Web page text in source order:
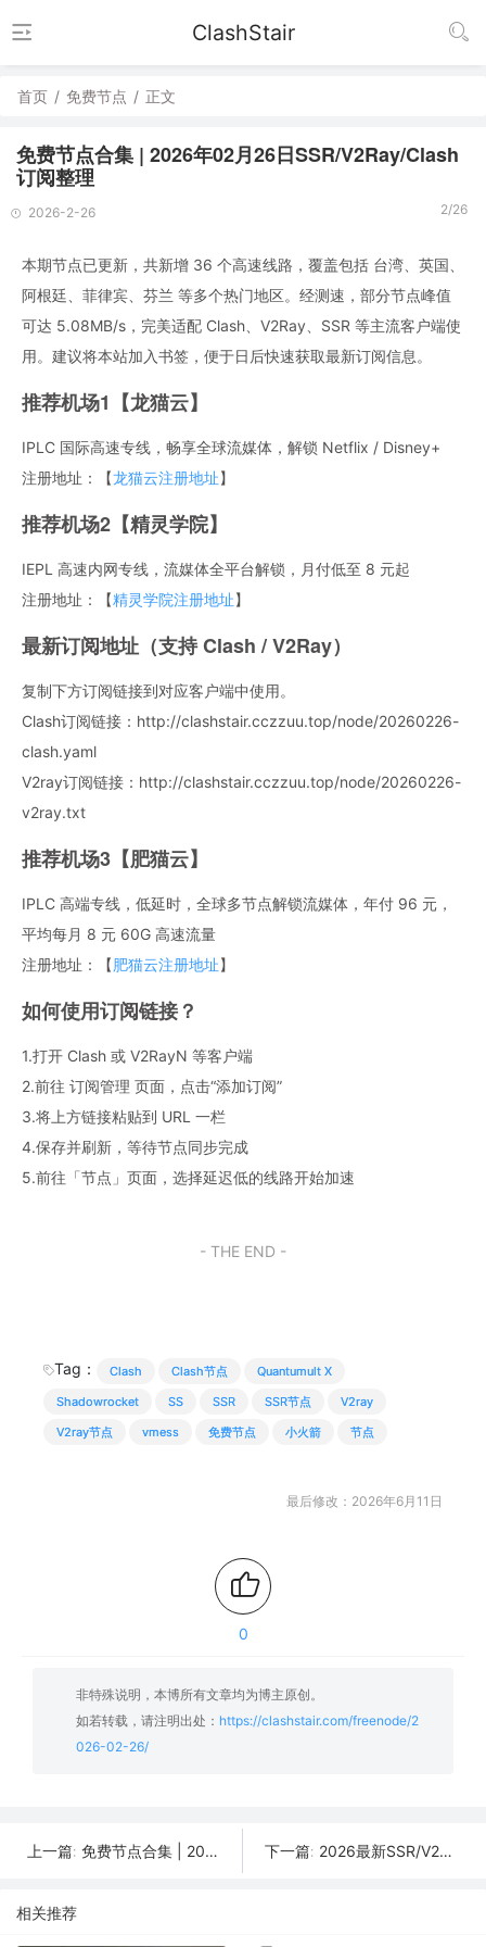
ClashStair
首页 / 免费节点 / 正文
免费节点合集 | 2026年02月26日SSR/V2Ray/Clash
订阅整理
2026-2-26 2/26
本期节点已更新，共新增 36 个高速线路，覆盖包括 台湾、英国、
阿根廷、菲律宾、芬兰 等多个热门地区。经测速，部分节点峰值
可达 5.08MB/s，完美适配 Clash、V2Ray、SSR 等主流客户端使
用。建议将本站加入书签，便于日后快速获取最新订阅信息。
推荐机场1【龙猫云】
IPLC 国际高速专线，畅享全球流媒体，解锁 Netflix / Disney+
注册地址：【龙猫云注册地址】
推荐机场2【精灵学院】
IEPL 高速内网专线，流媒体全平台解锁，月付低至 8 元起
注册地址：【精灵学院注册地址】
最新订阅地址（支持 Clash / V2Ray）
复制下方订阅链接到对应客户端中使用。
Clash订阅链接：http://clashstair.cczzuu.top/node/20260226-
clash.yaml
V2ray订阅链接：http://clashstair.cczzuu.top/node/20260226-
v2ray.txt
推荐机场3【肥猫云】
IPLC 高端专线，低延时，全球多节点解锁流媒体，年付 96 元，
平均每月 8 元 60G 高速流量
注册地址：【肥猫云注册地址】
如何使用订阅链接？
1.打开 Clash 或 V2RayN 等客户端
2.前往 订阅管理 页面，点击“添加订阅”
3.将上方链接粘贴到 URL 一栏
4.保存并刷新，等待节点同步完成
5.前往「节点」页面，选择延迟低的线路开始加速
- THE END -
Tag： Clash Clash节点
Quantumult X
Shadowrocket
SS SSR SSR节点
V2ray
V2ray节点
vmess 免费节点 小火箭 节点
最后修改：2026年6月11日
0
非特殊说明，本博所有文章均为博主原创。
如若转载，请注明出处： https://clashstair.com/freenode/2
026-02-26/
上一篇: 免费节点合集 | 2026年02月27日SSR/V2Ray/Clash订阅整理 下一篇: 2026最新SSR/V2Ray/Clash免费节点 | 02月25日可用订阅
相关推荐